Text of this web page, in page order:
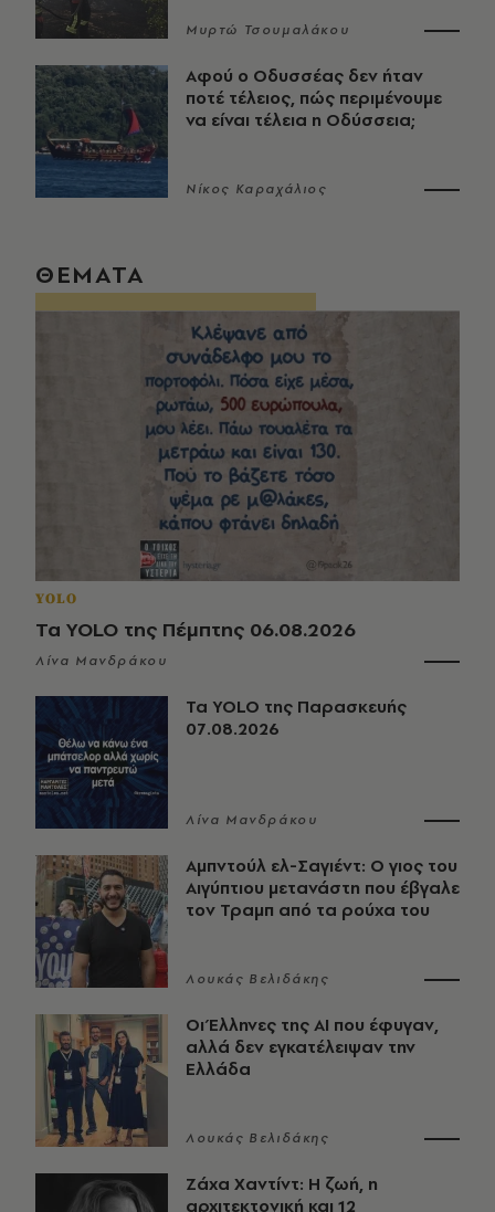
Μυρτώ Τσουμαλάκου
Αφού ο Οδυσσέας δεν ήταν
ποτέ τέλειος, πώς περιμένουμε
να είναι τέλεια η Οδύσσεια;
Νίκος Καραχάλιος
ΘΕΜΑΤΑ
YOLO
Τα YOLO της Πέμπτης 06.08.2026
Λίνα Μανδράκου
Τα YOLO της Παρασκευής
07.08.2026
Λίνα Μανδράκου
Αμπντούλ ελ-Σαγιέντ: Ο γιος του
Αιγύπτιου μετανάστη που έβγαλε
τον Τραμπ από τα ρούχα του
Λουκάς Βελιδάκης
Οι Έλληνες της ΑΙ που έφυγαν,
αλλά δεν εγκατέλειψαν την
Ελλάδα
Λουκάς Βελιδάκης
Ζάχα Χαντίντ: Η ζωή, η
αρχιτεκτονική και 12